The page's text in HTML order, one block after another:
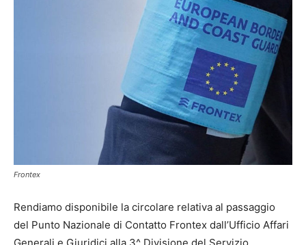
Frontex
Rendiamo disponibile la circolare relativa al passaggio
del Punto Nazionale di Contatto Frontex dall’Ufficio Affari